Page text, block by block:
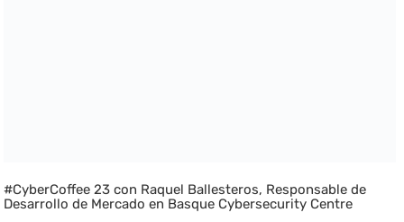
#CyberCoffee 23 con Raquel Ballesteros, Responsable de
Desarrollo de Mercado en Basque Cybersecurity Centre